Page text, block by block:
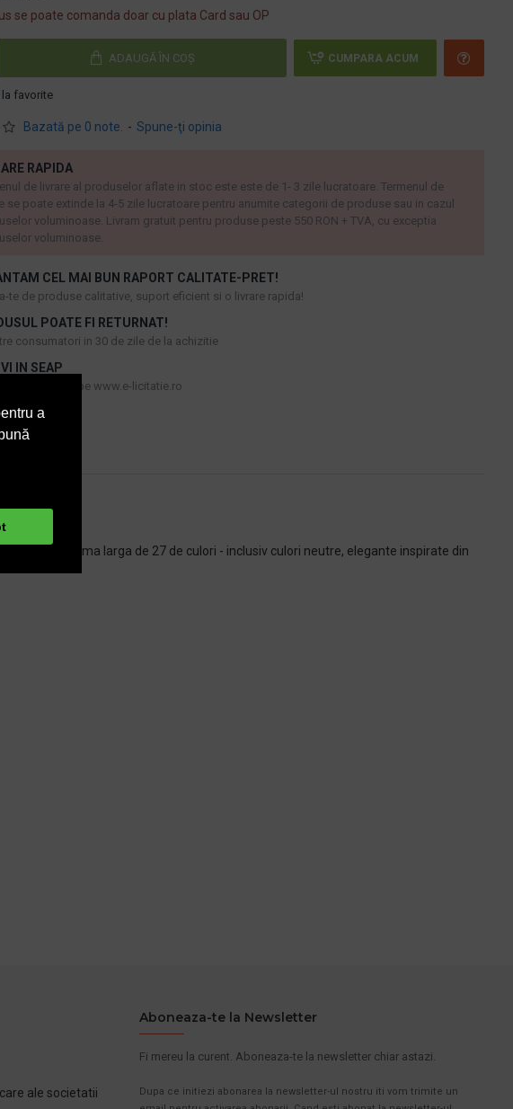
a
Bazată pe 0 note. - Spune-ţi opinia
se poate comanda doar cu plata Card sau OP
ADAUGĂ ÎN COŞ CUMPARA ACUM
favorite
CEL MAI BUN RAPORT CALITATE-PRET!
te de produse calitative, suport eficient si o livrare rapida!
POATE FI RETURNAT!
consumatori in 30 de zile de la achizitie
IN SEAP
disponibil si pe www.e-licitatie.ro
RAPIDA
de livrare al produselor aflate in stoc este este de 1- 3 zile lucratoare. Termenul de
se poate extinde la 4-5 zile lucratoare pentru anumite categorii de produse sau in cazul
voluminoase. Livram gratuit pentru produse peste 550 RON + TVA, cu exceptia
voluminoase.
oferta o gama larga de 27 de culori - inclusiv culori neutre, elegante inspirate din
ale societatii
Aboneaza-te la Newsletter
Fi mereu la curent. Aboneaza-te la newsletter chiar astazi.
Dupa ce initiezi abonarea la newsletter-ul nostru iti vom trimite un